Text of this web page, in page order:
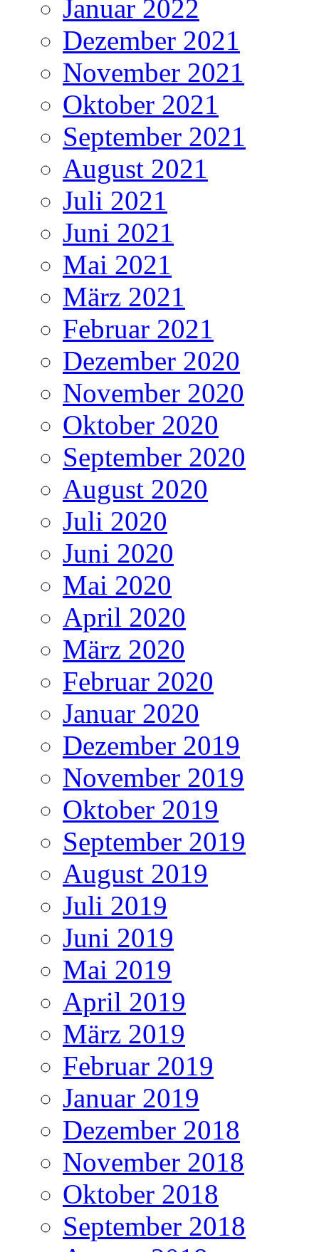
Januar 2022
Dezember 2021
November 2021
Oktober 2021
September 2021
August 2021
Juli 2021
Juni 2021
Mai 2021
März 2021
Februar 2021
Dezember 2020
November 2020
Oktober 2020
September 2020
August 2020
Juli 2020
Juni 2020
Mai 2020
April 2020
März 2020
Februar 2020
Januar 2020
Dezember 2019
November 2019
Oktober 2019
September 2019
August 2019
Juli 2019
Juni 2019
Mai 2019
April 2019
März 2019
Februar 2019
Januar 2019
Dezember 2018
November 2018
Oktober 2018
September 2018